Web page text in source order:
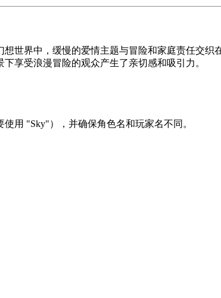
世界中，缓慢的爱情主题与冒险和家庭责任交
享受浪漫冒险的观众产生了亲切感和吸引力。
用 "Sky"），并确保角色名和玩家名不同。